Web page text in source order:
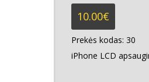
10.00€
Prekės kodas: 30
iPhone LCD